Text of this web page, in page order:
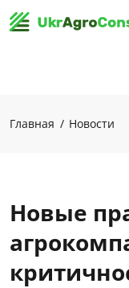
Главная Новости
Новые